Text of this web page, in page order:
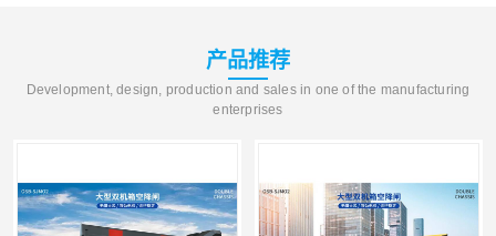
产品推荐
Development, design, production and sales in one of the manufacturing
enterprises